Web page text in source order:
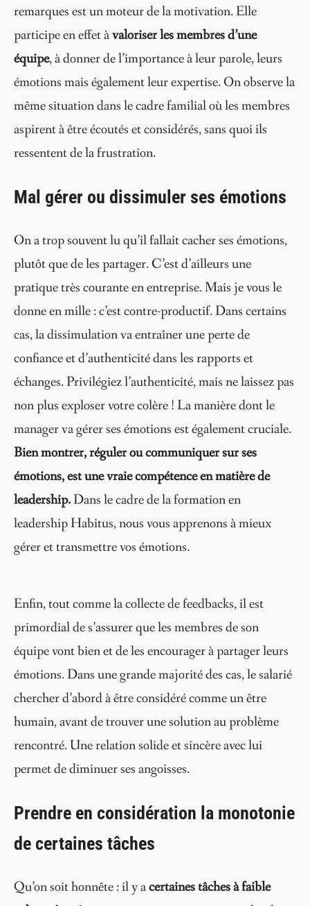
remarques est un moteur de la motivation. Elle
participe en effet àvaloriser les membres d’une
équipe, à donner de l’importance à leur parole, leurs
émotions mais également leur expertise. On observe la
même situation dans le cadre familial où les membres
aspirent à être écoutés et considérés, sans quoi ils
ressentent de la frustration.
Mal gérer ou dissimuler ses émotions
On a trop souvent lu qu’il fallait cacher ses émotions,
plutôt que de les partager. C’est d’ailleurs une
pratique très courante en entreprise. Mais je vous le
donne en mille : c’est contre-productif. Dans certains
cas, la dissimulation va entraîner une perte de
confiance et d’authenticité dans les rapports et
échanges. Privilégiez l’authenticité, mais ne laissez pas
non plus exploser votre colère ! La manière dont le
manager va gérer ses émotions est également cruciale.
Bien montrer, réguler ou communiquer sur ses
émotions, est une vraie compétence en matière de
leadership.Dans le cadre de la formation en
leadership Habitus, nous vous apprenons à mieux
gérer et transmettre vos émotions.
Enfin, tout comme la collecte de feedbacks, il est
primordial de s’assurer que les membres de son
équipe vont bien et de les encourager à partager leurs
émotions. Dans une grande majorité des cas, le salarié
chercher d’abord à être considéré comme un être
humain, avant de trouver une solution au problème
rencontré. Une relation solide et sincère avec lui
permet de diminuer ses angoisses.
Prendre en considération la monotonie
de certaines tâches
Qu’on soit honnête : il y acertaines tâches à faible